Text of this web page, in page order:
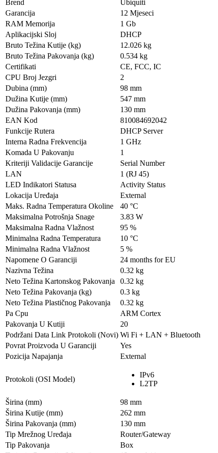
Brend
Ubiquiti
Garancija
12 Mjeseci
RAM Memorija
1 Gb
Aplikacijski Sloj
DHCP
Bruto Težina Kutije (kg)
12.026 kg
Bruto Težina Pakovanja (kg)
0.534 kg
Certifikati
CE, FCC, IC
CPU Broj Jezgri
2
Dubina (mm)
98 mm
Dužina Kutije (mm)
547 mm
Dužina Pakovanja (mm)
130 mm
EAN Kod
810084692042
Funkcije Rutera
DHCP Server
Interna Radna Frekvencija
1 GHz
Komada U Pakovanju
1
Kriteriji Validacije Garancije
Serial Number
LAN
1 (RJ 45)
LED Indikatori Statusa
Activity Status
Lokacija Uređaja
External
Maks. Radna Temperatura Okoline
40 °C
Maksimalna Potrošnja Snage
3.83 W
Maksimalna Radna Vlažnost
95 %
Minimalna Radna Temperatura
10 °C
Minimalna Radna Vlažnost
5 %
Napomene O Garanciji
24 months for EU
Nazivna Težina
0.32 kg
Neto Težina Kartonskog Pakovanja
0.32 kg
Neto Težina Pakovanja (kg)
0.3 kg
Neto Težina Plastičnog Pakovanja
0.32 kg
Pa Cpu
ARM Cortex
Pakovanja U Kutiji
20
Podržani Data Link Protokoli (Novi) Wi Fi + LAN + Bluetooth
Povrat Proizvoda U Garanciji
Yes
Pozicija Napajanja
External
Protokoli (OSI Model)
IPv6
L2TP
Širina (mm)
98 mm
Širina Kutije (mm)
262 mm
Širina Pakovanja (mm)
130 mm
Tip Mrežnog Uređaja
Router/Gateway
Tip Pakovanja
Box